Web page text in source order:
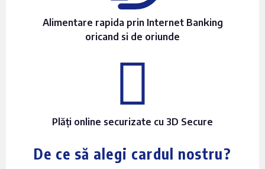
Alimentare rapida prin Internet Banking
oricand si de oriunde
Plăți online securizate cu 3D Secure
De ce să alegi cardul nostru?